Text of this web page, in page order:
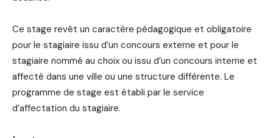
Ce stage revêt un caractère pédagogique et obligatoire
pour le stagiaire issu d’un concours externe et pour le
stagiaire nommé au choix ou issu d’un concours interne et
affecté dans une ville ou une structure différente. Le
programme de stage est établi par le service
d’affectation du stagiaire.